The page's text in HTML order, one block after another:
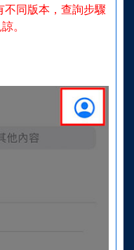
同版本，查詢步驟
。